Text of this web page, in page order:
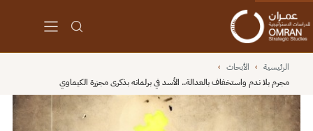
الرئيسية › الأبحاث ›
مجرم بلا ندم واستخفاف بالعدالة.. الأسد في برلمانه بذكرى مجزرة الكيماوي